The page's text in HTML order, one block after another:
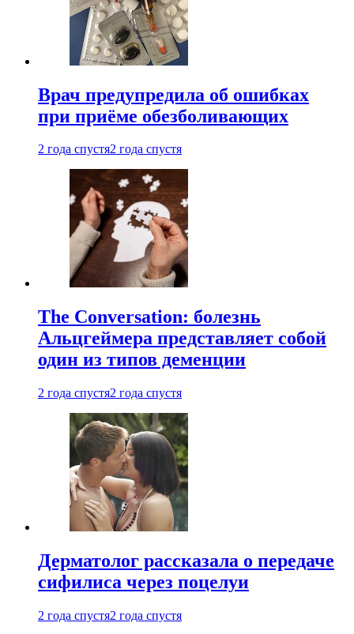
Врач предупредила об ошибках
при приëме обезболивающих
2 года спустя2 года спустя
The Conversation: болезнь
Альцгеймера представляет собой
один из типов деменции
2 года спустя2 года спустя
Дерматолог рассказала о передаче
сифилиса через поцелуи
2 года спустя2 года спустя